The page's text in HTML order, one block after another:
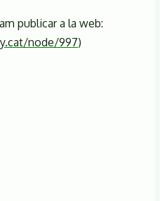
publicar a la web:
node/997)